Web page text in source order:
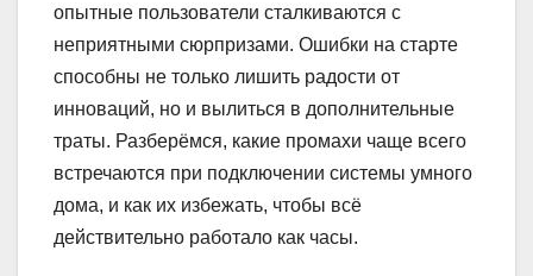
опытные пользователи сталкиваются с
неприятными сюрпризами. Ошибки на старте
способны не только лишить радости от
инноваций, но и вылиться в дополнительные
траты. Разберёмся, какие промахи чаще всего
встречаются при подключении системы умного
дома, и как их избежать, чтобы всё
действительно работало как часы.